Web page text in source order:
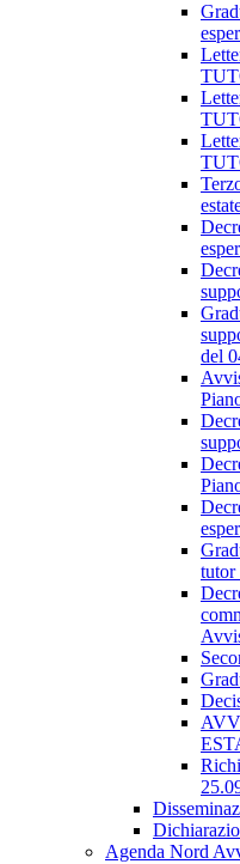
del
tutor
Agenda Nord